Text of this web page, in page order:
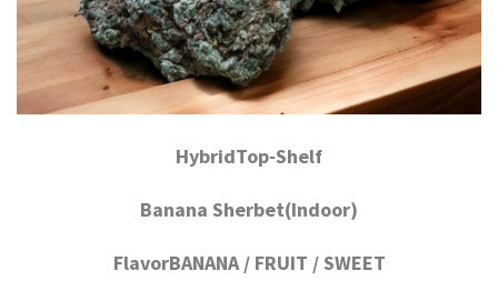
HybridTop-Shelf
Banana Sherbet(Indoor)
FlavorBANANA / FRUIT / SWEET